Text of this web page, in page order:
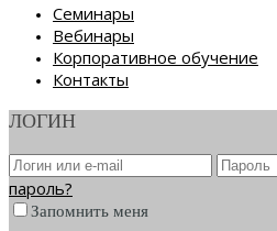
Семинары
Вебинары
Корпоративное обучение
Контакты
ЛОГИН
пароль?
Запомнить меня